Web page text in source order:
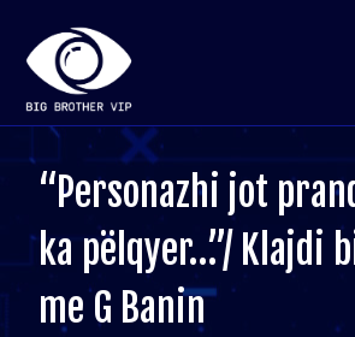
“Personazhi jot
ka pëlqyer…”/ Klajdi
me G Banin